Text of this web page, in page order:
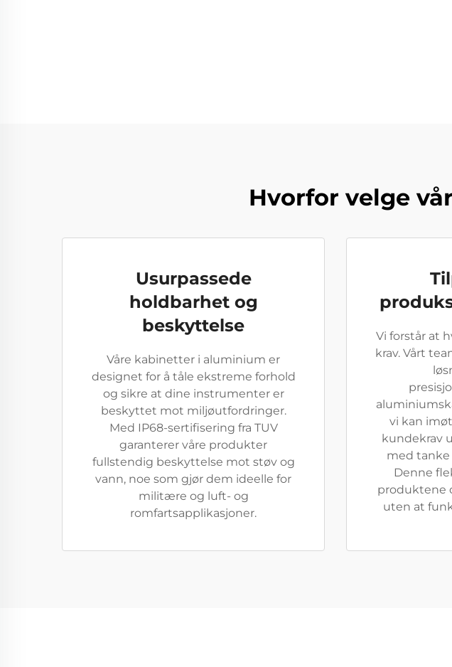
Hvorfor velge
Usurpassede
holdbarhet og
beskyttelse
Våre kabinetter i aluminium er
designet for å tåle ekstreme forhold
og sikre at dine instrumenter er
beskyttet mot miljøutfordringer.
Med IP68-sertifisering fra TUV
garanterer våre produkter
fullstendig beskyttelse mot støv og
vann, noe som gjør dem ideelle for
militære og luft- og
romfartsapplikasjoner.
Vi forstår at
krav. Vårt
vi kan
kundekrav
med tanke
Denne
produktene
uten at